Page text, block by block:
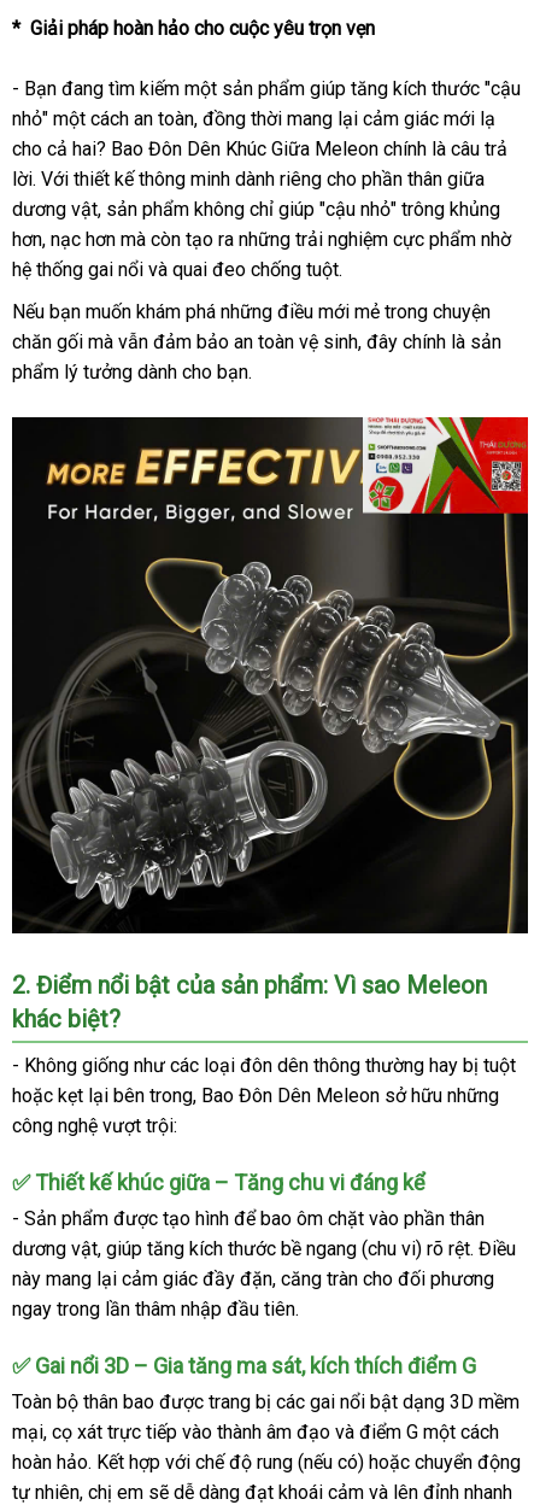
* Giải pháp hoàn hảo cho cuộc yêu trọn vẹn
- Bạn đang tìm kiếm một sản phẩm giúp tăng kích thước "cậu
nhỏ" một cách an toàn, đồng thời mang lại cảm giác mới lạ
cho cả hai? Bao Đôn Dên Khúc Giữa Meleon chính là câu trả
lời. Với thiết kế thông minh dành riêng cho phần thân giữa
dương vật, sản phẩm không chỉ giúp "cậu nhỏ" trông khủng
hơn, nạc hơn mà còn tạo ra những trải nghiệm cực phẩm nhờ
hệ thống gai nổi và quai đeo chống tuột.
Nếu bạn muốn khám phá những điều mới mẻ trong chuyện
chăn gối mà vẫn đảm bảo an toàn vệ sinh, đây chính là sản
phẩm lý tưởng dành cho bạn.
2. Điểm nổi bật của sản phẩm: Vì sao Meleon
khác biệt?
- Không giống như các loại đôn dên thông thường hay bị tuột
hoặc kẹt lại bên trong, Bao Đôn Dên Meleon sở hữu những
công nghệ vượt trội:
✅ Thiết kế khúc giữa – Tăng chu vi đáng kể
- Sản phẩm được tạo hình để bao ôm chặt vào phần thân
dương vật, giúp tăng kích thước bề ngang (chu vi) rõ rệt. Điều
này mang lại cảm giác đầy đặn, căng tràn cho đối phương
ngay trong lần thâm nhập đầu tiên.
✅ Gai nổi 3D – Gia tăng ma sát, kích thích điểm G
Toàn bộ thân bao được trang bị các gai nổi bật dạng 3D mềm
mại, cọ xát trực tiếp vào thành âm đạo và điểm G một cách
hoàn hảo. Kết hợp với chế độ rung (nếu có) hoặc chuyển động
tự nhiên, chị em sẽ dễ dàng đạt khoái cảm và lên đỉnh nhanh